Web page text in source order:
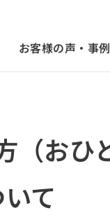
お客様の声・事例
（おひ
て